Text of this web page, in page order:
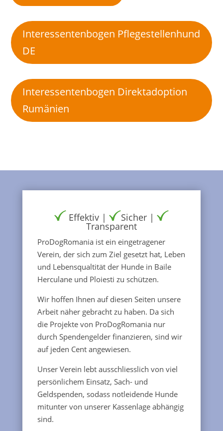
Interessentenbogen Pflegestellenhund
DE
Interessentenbogen Direktadoption
Rumänien
Effektiv | Sicher |
Transparent
ProDogRomania ist ein eingetragener
Verein, der sich zum Ziel gesetzt hat, Leben
und Lebensqualtität der Hunde in Baile
Herculane und Ploiesti zu schützen.
Wir hoffen Ihnen auf diesen Seiten unsere
Arbeit näher gebracht zu haben. Da sich
die Projekte von ProDogRomania nur
durch Spendengelder finanzieren, sind wir
auf jeden Cent angewiesen.
Unser Verein lebt ausschliesslich von viel
persönlichem Einsatz, Sach- und
Geldspenden, sodass notleidende Hunde
mitunter von unserer Kassenlage abhängig
sind.